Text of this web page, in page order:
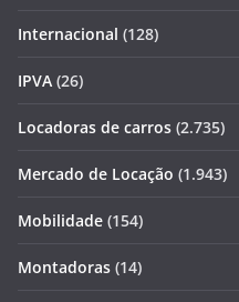
Internacional (128)
IPVA (26)
Locadoras de carros (2.735)
Mercado de Locação (1.943)
Mobilidade (154)
Montadoras (14)